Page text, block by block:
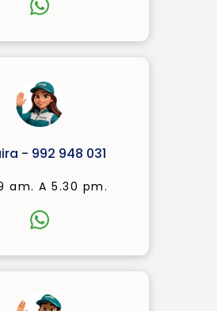
- 992 948 031
am. A 5.30 pm.